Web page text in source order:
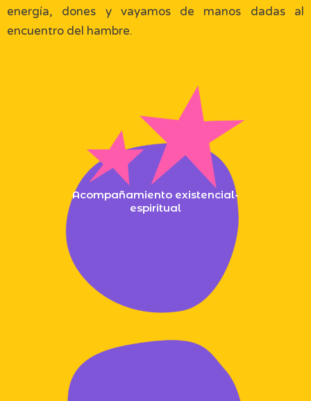
energía, dones y vayamos de manos dadas al
encuentro del hambre.
Acompañamiento existencial-
espiritual